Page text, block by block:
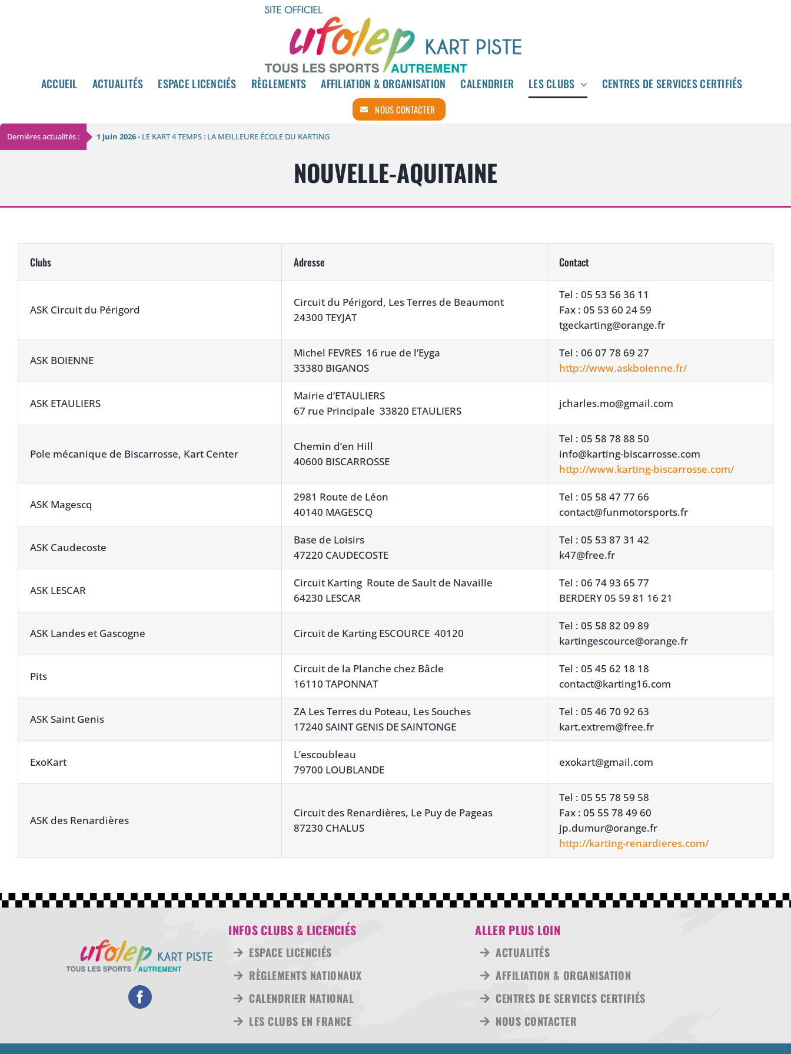
ACCUEIL ACTUALITÉS ESPACE LICENCIÉS RÈGLEMENTS AFFILIATION & ORGANISATION CALENDRIER LES CLUBS CENTRES DE SERVICES CERTIFIÉS
NOUS CONTACTER
ACCUEIL ACTUALITÉS ESPACE LICENCIÉS RÈGLEMENTS AFFILIATION & ORGANISATION CALENDRIER LES CLUBS CENTRES DE SERVICES CERTIFIÉS
NOUS CONTACTER
Dernières actualités : 1 Juin 2026 - LE KART 4 TEMPS : LA MEILLEURE ÉCOLE DU KARTING
NOUVELLE-AQUITAINE
Clubs Adresse Contact
ASK Circuit du Périgord
Circuit du Périgord, Les Terres de Beaumont
24300 TEYJAT
Tel : 05 53 56 36 11
Fax : 05 53 60 24 59
tgeckarting@orange.fr
ASK BOIENNE
Michel FEVRES 16 rue de l’Eyga
33380 BIGANOS
Tel : 06 07 78 69 27
http://www.askboienne.fr/
ASK ETAULIERS
Mairie d’ETAULIERS
67 rue Principale 33820 ETAULIERS
jcharles.mo@gmail.com
Pole mécanique de Biscarrosse, Kart Center
Chemin d’en Hill
40600 BISCARROSSE
Tel : 05 58 78 88 50
info@karting-biscarrosse.com
http://www.karting-biscarrosse.com/
ASK Magescq
2981 Route de Léon
40140 MAGESCQ
Tel : 05 58 47 77 66
contact@funmotorsports.fr
ASK Caudecoste
Base de Loisirs
47220 CAUDECOSTE
Tel : 05 53 87 31 42
k47@free.fr
ASK LESCAR
Circuit Karting Route de Sault de Navaille
64230 LESCAR
Tel : 06 74 93 65 77
BERDERY 05 59 81 16 21
ASK Landes et Gascogne Circuit de Karting ESCOURCE 40120
Tel : 05 58 82 09 89
kartingescource@orange.fr
Pits
Circuit de la Planche chez Bâcle
16110 TAPONNAT
Tel : 05 45 62 18 18
contact@karting16.com
ASK Saint Genis
ZA Les Terres du Poteau, Les Souches
17240 SAINT GENIS DE SAINTONGE
Tel : 05 46 70 92 63
kart.extrem@free.fr
ExoKart
L’escoubleau
79700 LOUBLANDE
exokart@gmail.com
ASK des Renardières
Circuit des Renardières, Le Puy de Pageas
87230 CHALUS
Tel : 05 55 78 59 58
Fax : 05 55 78 49 60
jp.dumur@orange.fr
http://karting-renardieres.com/
INFOS CLUBS & LICENCIÉS
ESPACE LICENCIÉS
RÈGLEMENTS NATIONAUX
CALENDRIER NATIONAL
LES CLUBS EN FRANCE
ALLER PLUS LOIN
ACTUALITÉS
AFFILIATION & ORGANISATION
CENTRES DE SERVICES CERTIFIÉS
NOUS CONTACTER